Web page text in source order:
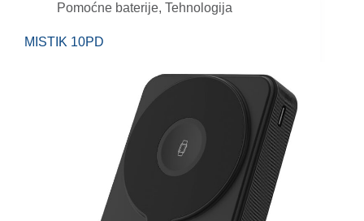
Pomoćne baterije, Tehnologija
MISTIK 10PD